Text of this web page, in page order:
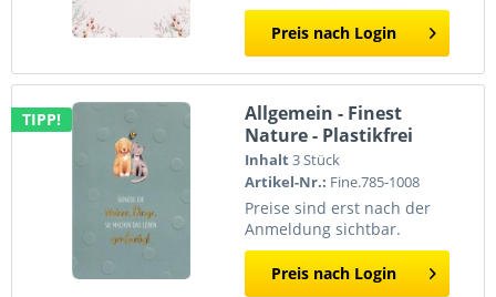
Preis nach Login
TIPP!
Allgemein - Finest
Nature - Plastikfrei
Inhalt3 Stück
Artikel-Nr.: Fine.785-1008
Preise sind erst nach der
Anmeldung sichtbar.
Preis nach Login